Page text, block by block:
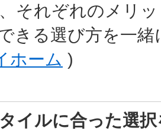
それぞれのメリ
きる選び方を一
ホーム )
イルに合った選